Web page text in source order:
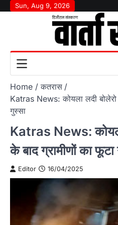
SkipSun, Aug 9, 2026
Home
कतरास
Katras News: कोयला लदी बोलेरो
गुस्सा
Katras News: कोयला
के बाद ग्रामीणों का
Editor 16/04/2025